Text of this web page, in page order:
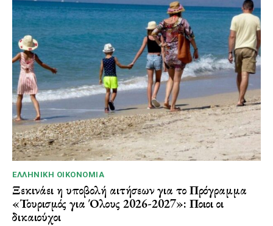
ΕΛΛΗΝΙΚΉ ΟΙΚΟΝΟΜΊΑ
Ξεκινάει η υποβολή αιτήσεων για το Πρόγραμμα
«Τουρισμός για Όλους 2026-2027»: Ποιοι οι
δικαιούχοι